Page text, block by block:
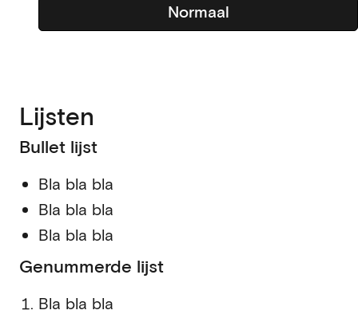
Normaal
Lijsten
Bullet lijst
Bla bla bla
Bla bla bla
Bla bla bla
Genummerde lijst
Bla bla bla